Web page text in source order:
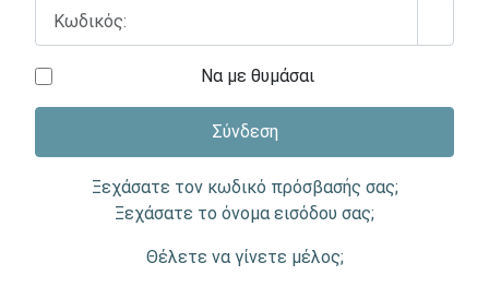
Κωδικός:
Να με θυμάσαι
Σύνδεση
Ξεχάσατε τον κωδικό πρόσβασής σας;
Ξεχάσατε το όνομα εισόδου σας;
Θέλετε να γίνετε μέλος;